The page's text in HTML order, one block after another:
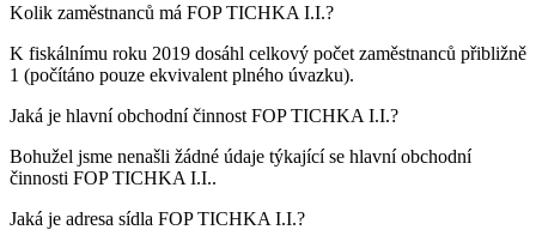
Kolik zaměstnanců má FOP TICHKA I.I.?
K fiskálnímu roku 2019 dosáhl celkový počet zaměstnanců přibližně
1 (počítáno pouze ekvivalent plného úvazku).
Jaká je hlavní obchodní činnost FOP TICHKA I.I.?
Bohužel jsme nenašli žádné údaje týkající se hlavní obchodní
činnosti FOP TICHKA I.I..
Jaká je adresa sídla FOP TICHKA I.I.?